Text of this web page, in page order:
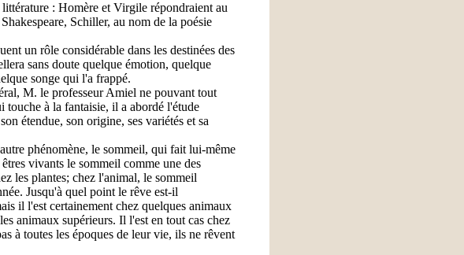
: Homère et Virgile répondraient au
Schiller, au nom de la poésie
un rôle considérable dans les destinées des
sans doute quelque émotion, quelque
songe qui l'a frappé.
M. le professeur Amiel ne pouvant tout
touche à la fantaisie, il a abordé l'étude
étendue, son origine, ses variétés et sa
phénomène, le sommeil, qui fait lui-même
vivants le sommeil comme une des
les plantes; chez l'animal, le sommeil
Jusqu'à quel point le rêve est-il
il l'est certainement chez quelques animaux
animaux supérieurs. Il l'est en tout cas chez
à toutes les époques de leur vie, ils ne rêvent